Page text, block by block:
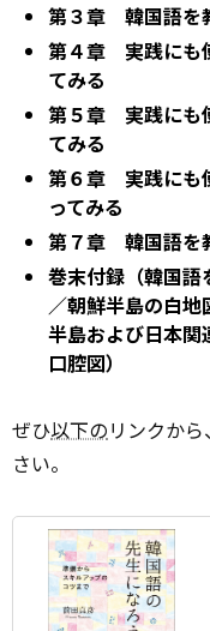
第３章 韓国語を
第４章 実践にも
てみる
第５章 実践にも
てみる
第６章 実践にも
ってみる
第７章 韓国語を
巻末付録（韓国語
／朝鮮半島の白
半島および日本関
口腔図）
ぜひ以下のリンクか
さい。